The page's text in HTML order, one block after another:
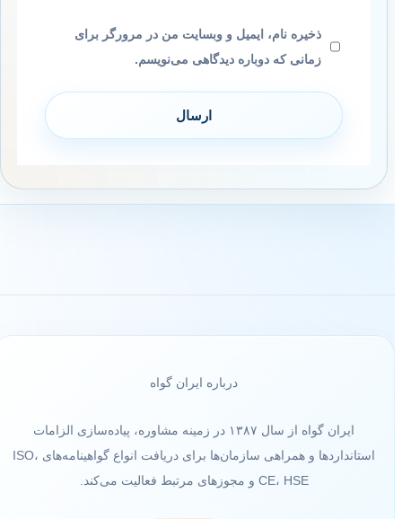
ذخیره نام، ایمیل و وبسایت من در مرورگر برای
زمانی که دوباره دیدگاهی می‌نویسم.
درباره ایران گواه
ایران گواه از سال ۱۳۸۷ در زمینه مشاوره، پیاده‌سازی الزامات
استانداردها و همراهی سازمان‌ها برای دریافت انواع گواهینامه‌های ISO،
CE، HSE و مجوزهای مرتبط فعالیت می‌کند.